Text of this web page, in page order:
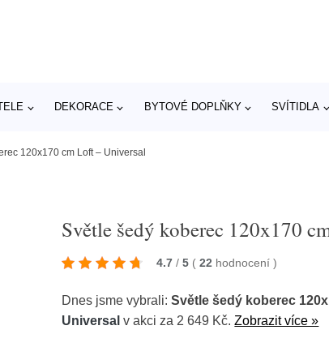
DEKORACE BYTOVÉ DOPLŇKY SVÍTIDLA
120x170 cm Loft – Universal
Světle šedý koberec 120x170
4.7 / 5 ( 22 hodnocení)
Dnes jsme vybrali:Světle šedý koberec
Universal v akci za 2 649 Kč.Zobrazit více »